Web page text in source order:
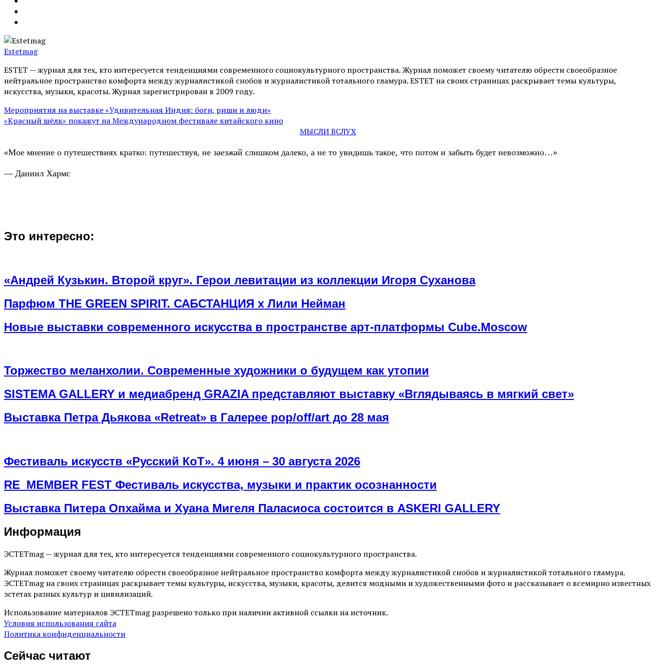
Estetmag
ESTET — журнал для тех, кто интересуeтся тенденциями современного социокультурного пространства. Журнал поможет своему читателю обрести своеобразное
нейтральное пространство комфорта между журналистикой снобов и журналистикой тотального гламура. ESTET на своих страницах раскрывает темы культуры,
искусства, музыки, красоты. Журнал зарегистрирован в 2009 году.
Мероприятия на выставке «Удивительная Индия: боги, риши и люди»
«Красный шёлк» покажут на Международном фестивале китайского кино
МЫСЛИ ВСЛУХ
«Мое мнение о путешествиях кратко: путешествуя, не заезжай слишком далеко, а не то увидишь такое, что потом и забыть будет невозможно…»
— Даниил Хармс
Это интересно:
«Андрей Кузькин. Второй круг». Герои левитации из коллекции Игоря Суханова
Парфюм THE GREEN SPIRIT. САБСТАНЦИЯ х Лили Нейман
Новые выставки современного искусства в пространстве арт-платформы Cube.Moscow
Торжество меланхолии. Современные художники о будущем как утопии
SISTEMA GALLERY и медиабренд GRAZIA представляют выставку «Вглядываясь в мягкий свет»
Выставка Петра Дьякова «Retreat» в Галерее pop/off/art до 28 мая
Фестиваль искусств «Русский КоТ». 4 июня – 30 августа 2026
RE_MEMBER FEST Фестиваль искусства, музыки и практик осознанности
Выставка Питера Опхайма и Хуана Мигеля Паласиоса состоится в ASKERI GALLERY
Информация
ЭСТЕТmag — журнал для тех, кто интересуется тенденциями современного социокультурного пространства.
Журнал поможет своему читателю обрести своеобразное нейтральное пространство комфорта между журналистикой снобов и журналистикой тотального гламура.
ЭСТЕТmag на своих страницах раскрывает темы культуры, искусства, музыки, красоты, делится модными и художественными фото и рассказывает о всемирно известных
эстетах разных культур и цивилизаций.
Использование материалов ЭСТЕТmag разрешено только при наличии активной ссылки на источник.
Условия использования сайта
Политика конфиденциальности
Сейчас читают